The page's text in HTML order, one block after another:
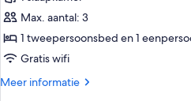
suite,
uitzicht
op
laden
Max. aantal: 3
1 tweepersoonsbed en 1
Gratis wifi
Meer informatie
Meer